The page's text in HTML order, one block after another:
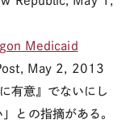
Medicaid
May 2, 2013
有意』でないにし
との指摘がある。